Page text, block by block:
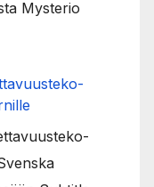
Mysterio